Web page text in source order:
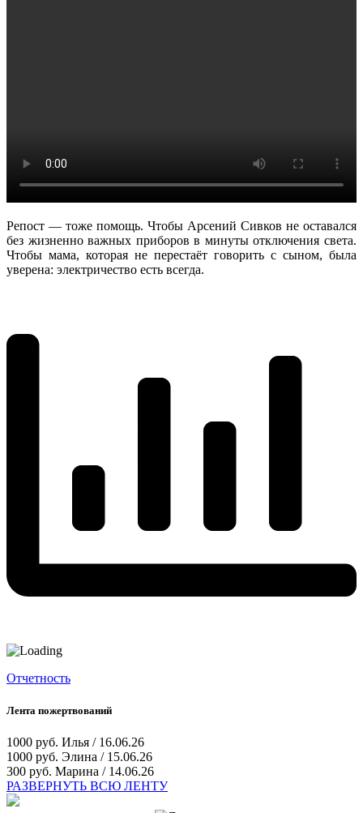
Репост — тоже помощь. Чтобы Арсений Сивков не оставался
без жизненно важных приборов в минуты отключения света.
Чтобы мама, которая не перестаёт говорить с сыном, была
уверена: электричество есть всегда.
Отчетность
Лента пожертвований
1000 руб. Илья / 16.06.26
1000 руб. Элина / 15.06.26
300 руб. Марина / 14.06.26
РАЗВЕРНУТЬ ВСЮ ЛЕНТУ